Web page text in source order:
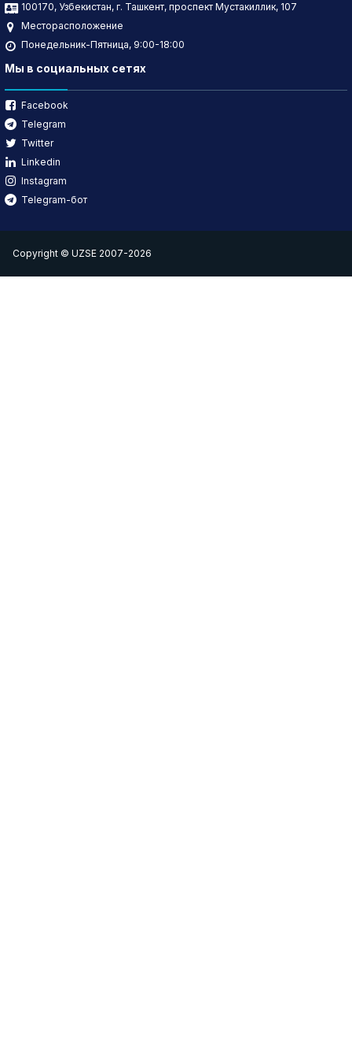
100170, Узбекистан, г. Ташкент, проспект Мустакиллик, 107
Месторасположение
Понедельник-Пятница, 9:00-18:00
Мы в социальных сетях
Facebook
Telegram
Twitter
Linkedin
Instagram
Telegram-бот
Copyright © UZSE 2007-2026